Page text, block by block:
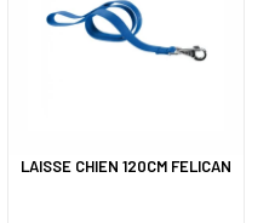
LAISSE CHIEN 120CM FELICAN